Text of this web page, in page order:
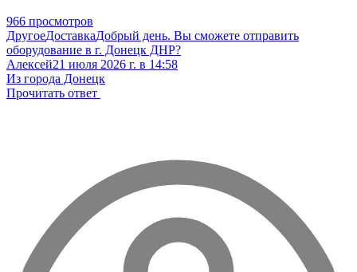
966 просмотров
ДругоеДоставкаДобрый день. Вы сможете отправить
оборудование в г. Донецк ДНР?
Алексей21 июля 2026 г. в 14:58
Из города Донецк
Прочитать ответ